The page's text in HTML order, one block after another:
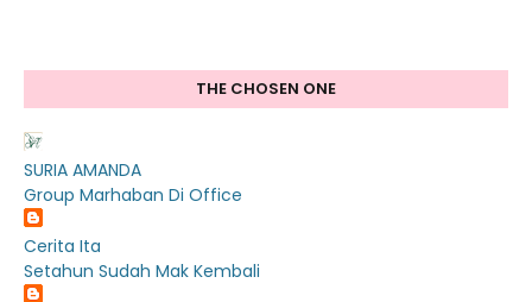
THE CHOSEN ONE
SURIA AMANDA
Group Marhaban Di Office
Cerita Ita
Setahun Sudah Mak Kembali